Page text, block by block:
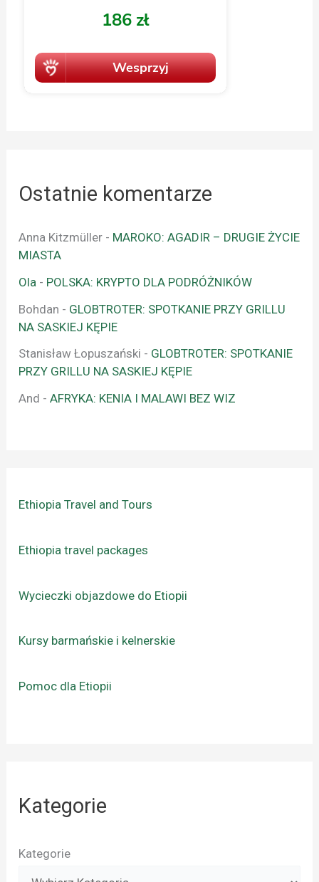
Ostatnie komentarze
Anna Kitzmüller - MAROKO: AGADIR – DRUGIE ŻYCIE
MIASTA
Ola - POLSKA: KRYPTO DLA PODRÓŻNIKÓW
Bohdan - GLOBTROTER: SPOTKANIE PRZY GRILLU
NA SASKIEJ KĘPIE
Stanisław Łopuszański - GLOBTROTER: SPOTKANIE
PRZY GRILLU NA SASKIEJ KĘPIE
And -AFRYKA: KENIA I MALAWI BEZ WIZ
Ethiopia Travel and Tours
Ethiopia travel packages
Wycieczki objazdowe do Etiopii
Kursy barmańskie i kelnerskie
Pomoc dla Etiopii
Kategorie
Kategorie